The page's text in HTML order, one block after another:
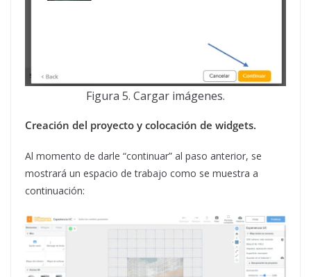
Figura 5. Cargar imágenes.
Creación del proyecto y colocación de widgets.
Al momento de darle “continuar” al paso anterior, se
mostrará un espacio de trabajo como se muestra a
continuación: